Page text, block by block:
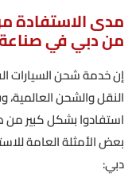
مدى الاستفادة
من دبي في صناعة
إن خدمة شحن السيارات
النقل والشحن
استفادوا بشكل كبير من
بعض الأمثلة العامة
دبي: